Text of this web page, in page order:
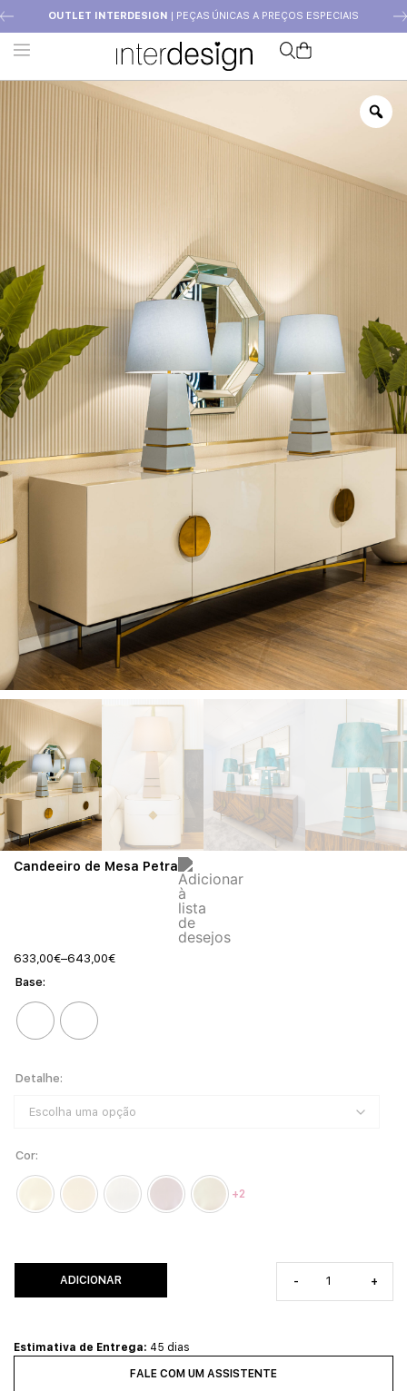
OUTLET INTERDESIGN | PEÇAS ÚNICAS A PREÇOS ESPECIAIS
Candeeiro de Mesa Petra
633,00€–643,00€
Base
Detalhe
Cor
+2
- +
ADICIONAR
Estimativa de Entrega: 45 dias
FALE COM UM ASSISTENTE